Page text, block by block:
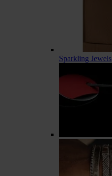
Sparkling Jewels